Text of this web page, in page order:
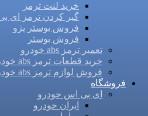
خرید لنت ترمز
گیر کردن ترمز ای
فروش بوستر پژو
فروش بوستر
تعمیر ترمز abs خودرو
خرید قطعات ترمز abs خودرو
فروش لوازم ترمز abs خودرو
فروشگاه
ای بی اس خودرو
ایران خودرو